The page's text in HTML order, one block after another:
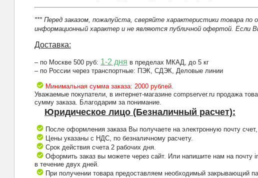
*** Перед заказом, пожалуйста, сверяйте характеристики товара по
информационный характер и не являются публичной офертой. Если
Доставка:
– по Москве 500 руб: 1-2 дня в пределах МКАД, до 5 кг
– по России через транспортные: ПЭК, СДЭК, Деловые линии
Минимальная сумма заказа: 2000 рублей.
Уважаемые покупатели, в интернет-магазине compserver.ru продажа
сумму заказа. Благодарим за понимание.
Юридическое лицо (Безналичный расчет):
После оформления заказа Вы получаете на электронную почту
Цены указаны с НДС, по безналичному расчету.
Срок действия счета 2 рабочих дня.
Оформить заказ вы можете через сайт. Или напишите нам на почту
в течение двух дней.
При получении товара предоставляем необходимый закрывающий